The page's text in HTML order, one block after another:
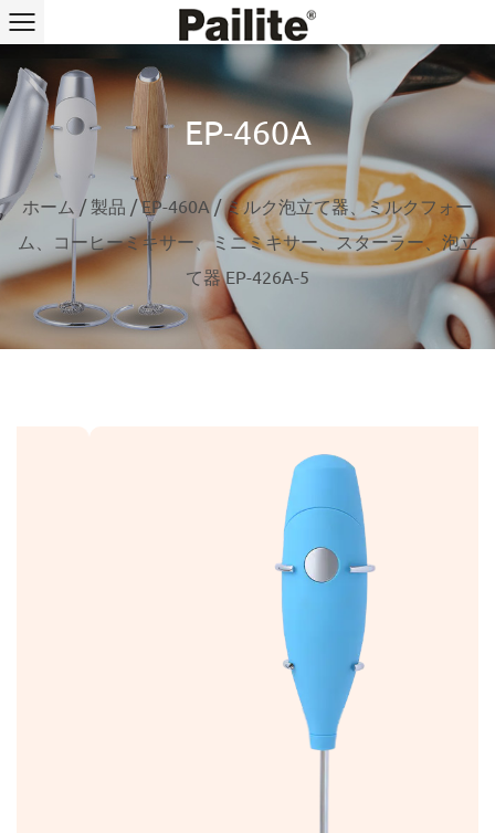
EP-460A
ホーム / 製品 /EP-460A/ミルク泡立て器、ミルクフォー
ム、コーヒーミキサー、ミニミキサー、スターラー、泡立
て器 EP-426A-5